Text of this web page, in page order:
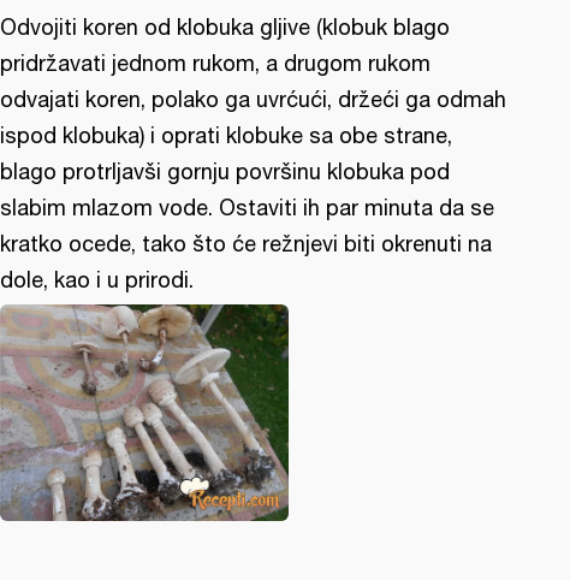
Odvojiti koren od klobuka gljive (klobuk blago
pridržavati jednom rukom, a drugom rukom
odvajati koren, polako ga uvrćući, držeći ga odmah
ispod klobuka) i oprati klobuke sa obe strane,
blago protrljavši gornju površinu klobuka pod
slabim mlazom vode. Ostaviti ih par minuta da se
kratko ocede, tako što će režnjevi biti okrenuti na
dole, kao i u prirodi.